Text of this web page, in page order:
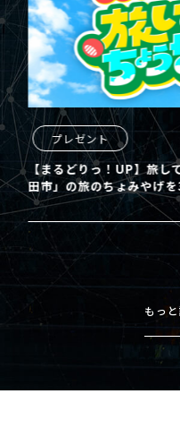
プレゼント
【まるどりっ！UP】旅し
田市」の旅のちょみやげ
もっ